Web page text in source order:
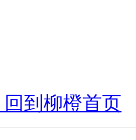
回到柳橙首页